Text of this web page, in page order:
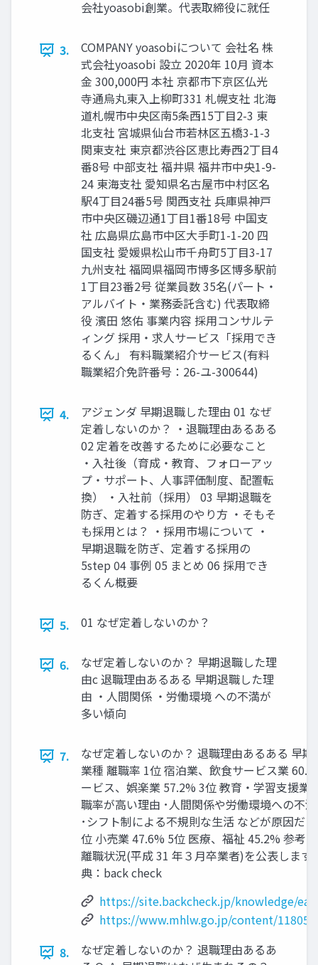
会社yoasobi創業。代表取締役に就任
3.
COMPANY yoasobiについて 会社名 株
式会社yoasobi 設⽴ 2020年 10⽉ 資本
⾦ 300,000円 本社 京都市下京区仏光
寺通烏丸東⼊上柳町331 札幌⽀社 北海
道札幌市中央区南5条⻄15丁⽬2-3 東
北⽀社 宮城県仙台市若林区五橋3-1-3
関東⽀社 東京都渋⾕区恵⽐寿⻄2丁⽬4
番8号 中部⽀社 福井県 福井市中央1-9-
24 東海⽀社 愛知県名古屋市中村区名
駅4丁⽬24番5号 関⻄⽀社 兵庫県神⼾
市中央区磯辺通1丁⽬1番18号 中国⽀
社 広島県広島市中区⼤⼿町1-1-20 四
国⽀社 愛媛県松⼭市千⾈町5丁⽬3-17
九州⽀社 福岡県福岡市博多区博多駅前
1丁⽬23番2号 従業員数 35名(パート‧
アルバイト‧業務委託含む) 代表取締
役 濱⽥ 悠佑 事業内容 採⽤コンサルテ
ィング 採⽤‧求⼈サービス「採⽤でき
るくん」 有料職業紹介サービス(有料
職業紹介免許番号：26-ユ-300644)
4.
アジェンダ 早期退職した理由 01 なぜ
定着しないのか？ ‧退職理由あるある
02 定着を改善するために必要なこと
‧⼊社後（育成‧教育、フォローアッ
プ‧サポート、⼈事評価制度、配置転
換） ‧⼊社前（採⽤） 03 早期退職を
防ぎ、定着する採⽤のやり⽅ ‧そもそ
も採⽤とは？ ‧採⽤市場について ‧
早期退職を防ぎ、定着する採⽤の
5step 04 事例 05 まとめ 06 採⽤でき
るくん概要
5. 01 なぜ定着しないのか？
6.
なぜ定着しないのか？ 早期退職した理
由c 退職理由あるある 早期退職した理
由 ‧⼈間関係 ‧労働環境 への不満が
多い傾向
7.
なぜ定着しないのか？ 退職理由あるある 早
業種 離職率 1位 宿泊業、飲⾷サービス業
ービス、娯楽業 57.2% 3位 教育‧学習⽀援業
職率が⾼い理由 ･⼈間関係や労働環境への不
･シフト制による不規則な⽣活 などが原因だ
位 ⼩売業 47.6% 5位 医療、福祉 45.2% 参考
離職状況(平成 31 年３⽉卒業者)を公表します
典：back check
https://site.backcheck.jp/knowledge/
https://www.mhlw.go.jp/content/
8.
なぜ定着しないのか？ 退職理由あるあ